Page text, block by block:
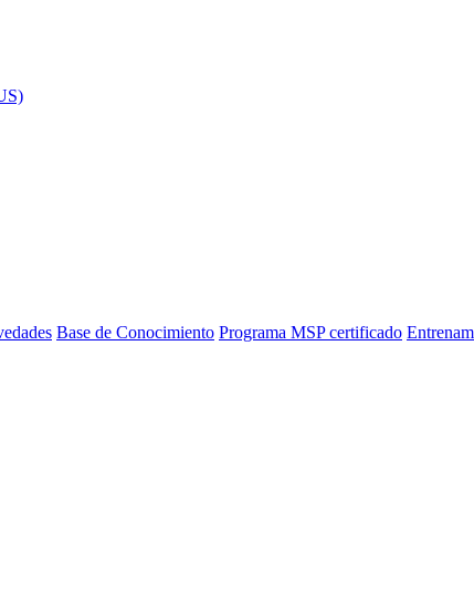
Base de Conocimiento Programa MSP certificado